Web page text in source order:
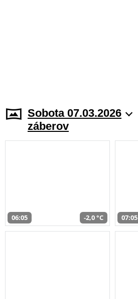
Sobota 07.03.2026
záberov
06:05 -2,0 °C 07:05